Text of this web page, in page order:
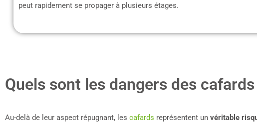
peut rapidement se propager à plusieurs étages.
Quels sont les dangers des
Au-delà de leur aspect répugnant, les cafards représentent un véritable